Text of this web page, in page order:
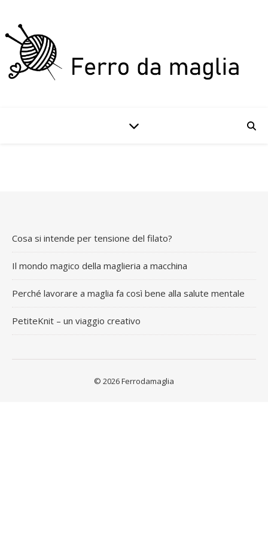
Cosa si intende per tensione del filato?
Il mondo magico della maglieria a macchina
Perché lavorare a maglia fa così bene alla salute mentale
PetiteKnit – un viaggio creativo
© 2026 Ferrodamaglia